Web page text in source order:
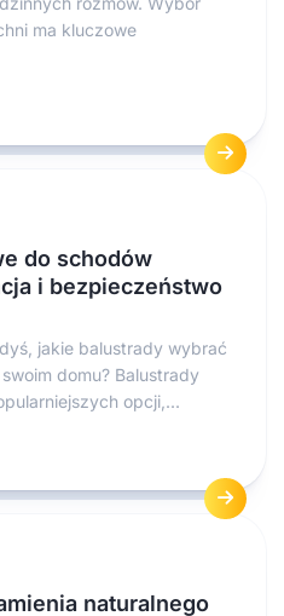
ma kluczowe
do schodów
i bezpieczeństwo
jakie balustrady wybrać
domu? Balustrady
opcji,...
naturalnego